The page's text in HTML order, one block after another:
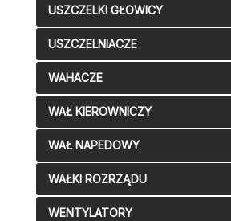
USZCZELKI GŁOWICY
USZCZELNIACZE
WAHACZE
WAŁ KIEROWNICZY
WAŁ NAPEDOWY
WAŁKI ROZRZĄDU
WENTYLATORY